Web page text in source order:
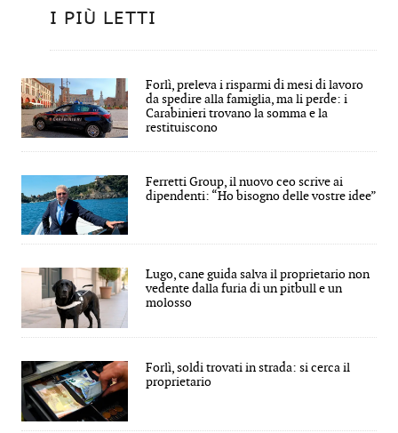
I PIÙ LETTI
Forlì, preleva i risparmi di mesi di lavoro
da spedire alla famiglia, ma li perde: i
Carabinieri trovano la somma e la
restituiscono
Ferretti Group, il nuovo ceo scrive ai
dipendenti: “Ho bisogno delle vostre idee”
Lugo, cane guida salva il proprietario non
vedente dalla furia di un pitbull e un
molosso
Forlì, soldi trovati in strada: si cerca il
proprietario